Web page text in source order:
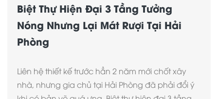
Biệt Thự Hiện Đại 3 Tầng Tưởng
Nóng Nhưng Lại Mát Rượi Tại Hải
Phòng
Liên hệ thiết kế trước hẳn 2 năm mới chốt xây
nhà, nhưng gia chủ tại Hải Phòng đã phải đổi ý